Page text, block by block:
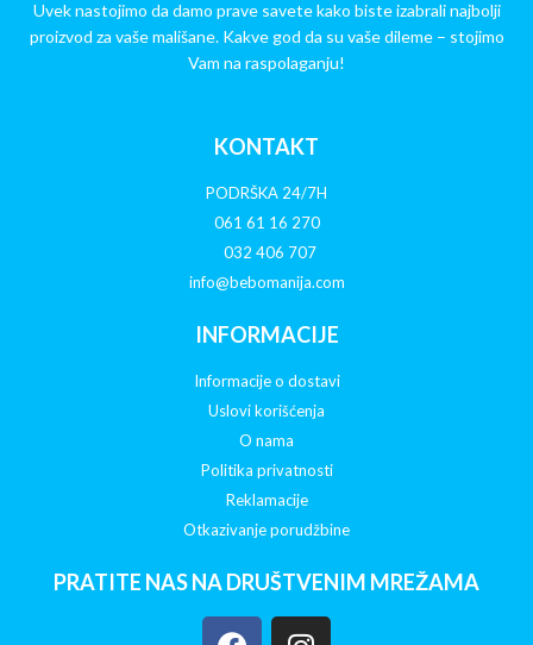
Uvek nastojimo da damo prave savete kako biste izabrali najbolji
proizvod za vaše mališane. Kakve god da su vaše dileme – stojimo
Vam na raspolaganju!
KONTAKT
PODRŠKA 24/7H
061 61 16 270
032 406 707
info@bebomanija.com
INFORMACIJE
Informacije o dostavi
Uslovi korišćenja
O nama
Politika privatnosti
Reklamacije
Otkazivanje porudžbine
PRATITE NAS NA DRUŠTVENIM MREŽAMA